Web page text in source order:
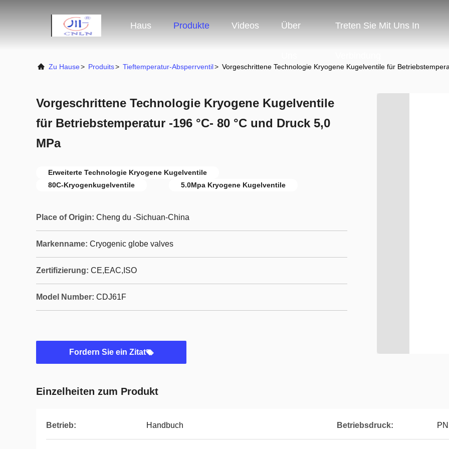
Haus Produkte Videos Über Treten Sie Mit Uns In
Zu Hause> Produits> Tieftemperatur-Absperrventil> Vorgeschrittene Technologie Kryogene Kugelventile für
Vorgeschrittene Technologie Kryogene Kugelventile
für Betriebstemperatur -196 °C- 80 °C und Druck 5,0
MPa
Erweiterte Technologie Kryogene Kugelventile
80C-Kryogenkugelventile
5.0Mpa Kryogene Kugelventile
Place of Origin: Cheng du -Sichuan-China
Markenname: Cryogenic globe valves
Zertifizierung: CE,EAC,ISO
Model Number: CDJ61F
Fordern Sie ein Zitat
Einzelheiten zum Produkt
Betrieb: Handbuch Betriebsdruck: